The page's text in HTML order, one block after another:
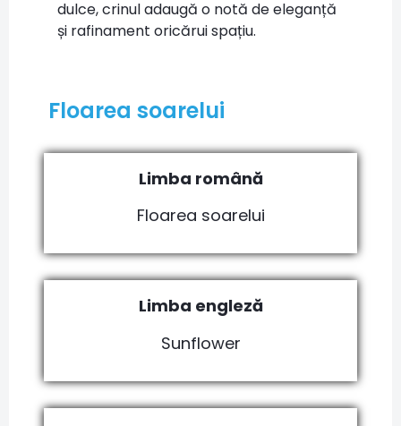
dulce, crinul adaugă o notă de eleganță
și rafinament oricărui spațiu.
Floarea soarelui
Limba română
Floarea soarelui
Limba engleză
Sunflower